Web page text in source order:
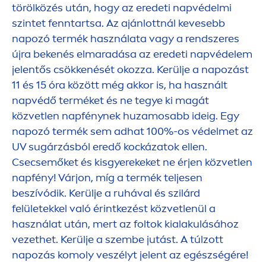
törölközés után, hogy az eredeti napvédelmi
szintet fenntartsa. Az ajánlottnál kevesebb
napozó termék használata vagy a rendszeres
újra bekenés elmaradása az eredeti napvédelem
jelentős csökkenését okozza. Kerülje a napozást
11 és 15 óra között még akkor is, ha használt
napvédő terméket és ne tegye ki magát
közvetlen napfénynek huzamosabb ideig. Egy
napozó termék sem adhat 100%-os védelmet az
UV sugárzásból eredő kockázatok ellen.
Csecsemőket és kisgyerekeket ne érjen közvetlen
napfény! Várjon, míg a termék teljesen
beszívódik. Kerülje a ruhával és szilárd
felületekkel való érintkezést közvetlenül a
használat után, mert az foltok kialakulásához
vezethet. Kerülje a szembe jutást. A túlzott
napozás komoly veszélyt jelent az egészségére!